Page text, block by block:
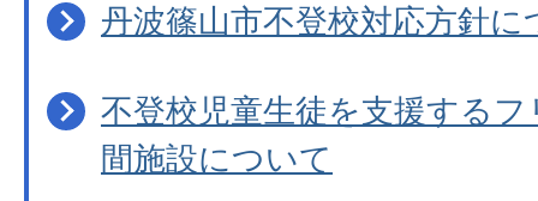
丹波篠山市不登校対応方針に
不登校児童生徒を支援する
間施設について